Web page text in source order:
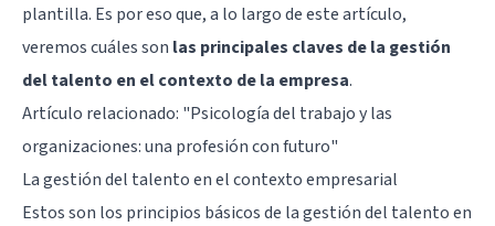
plantilla. Es por eso que, a lo largo de este artículo,
veremos cuáles son las principales claves de la gestión
del talento en el contexto de la empresa.
Artículo relacionado: "Psicología del trabajo y las
organizaciones: una profesión con futuro"
La gestión del talento en el contexto empresarial
Estos son los principios básicos de la gestión del talento en